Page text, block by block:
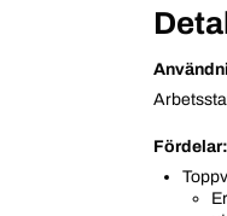
Fördelar: